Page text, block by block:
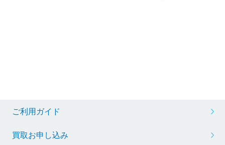
ご利用ガイド
買取お申し込み